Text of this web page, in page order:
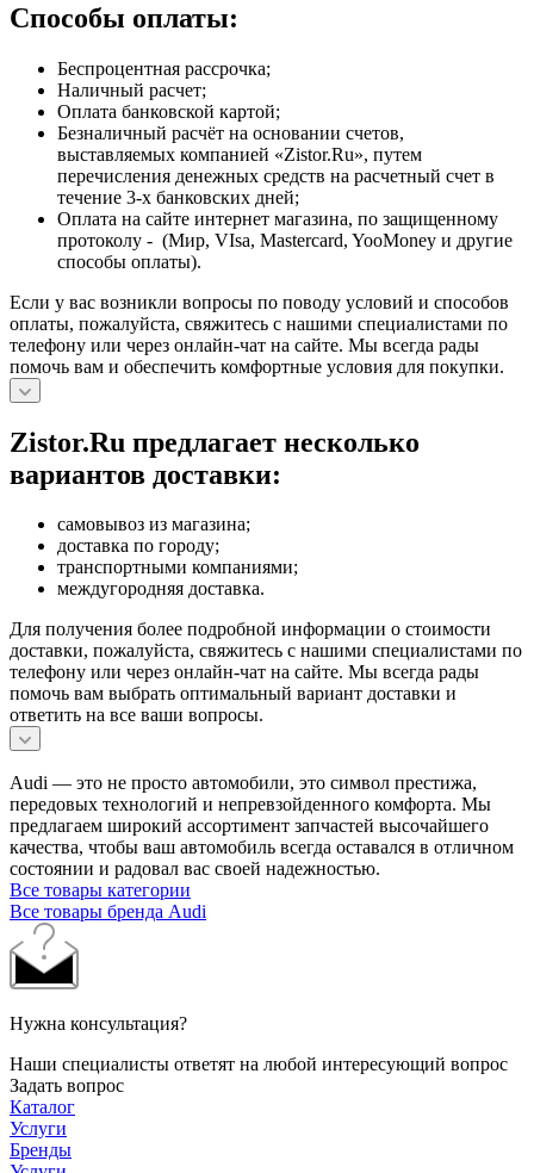
Способы оплаты:
Беспроцентная рассрочка;
Наличный расчет;
Оплата банковской картой;
Безналичный расчёт на основании счетов,
выставляемых компанией «Zistor.Ru», путем
перечисления денежных средств на расчетный счет в
течение 3-х банковских дней;
Оплата на сайте интернет магазина, по защищенному
протоколу - (Мир, VIsa, Mastercard, YooMoney и другие
способы оплаты).
Если у вас возникли вопросы по поводу условий и способов
оплаты, пожалуйста, свяжитесь с нашими специалистами по
телефону или через онлайн-чат на сайте. Мы всегда рады
помочь вам и обеспечить комфортные условия для покупки.
Zistor.Ru предлагает несколько
вариантов доставки:
самовывоз из магазина;
доставка по городу;
транспортными компаниями;
междугородняя доставка.
Для получения более подробной информации о стоимости
доставки, пожалуйста, свяжитесь с нашими специалистами по
телефону или через онлайн-чат на сайте. Мы всегда рады
помочь вам выбрать оптимальный вариант доставки и
ответить на все ваши вопросы.
Audi — это не просто автомобили, это символ престижа,
передовых технологий и непревзойденного комфорта. Мы
предлагаем широкий ассортимент запчастей высочайшего
качества, чтобы ваш автомобиль всегда оставался в отличном
состоянии и радовал вас своей надежностью.
Все товары категории
Все товары бренда Audi
Нужна консультация?
Наши специалисты ответят на любой интересующий вопрос
Задать вопрос
Каталог
Услуги
Бренды